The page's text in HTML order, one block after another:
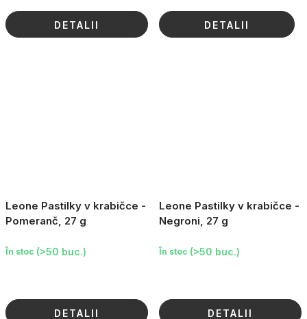
DETALII DETALII
Leone Pastilky v krabičce -
Pomeranč, 27 g
În stoc (>50 buc.)
DETALII
Leone Pastilky v krabičce -
Negroni, 27 g
În stoc (>50 buc.)
DETALII